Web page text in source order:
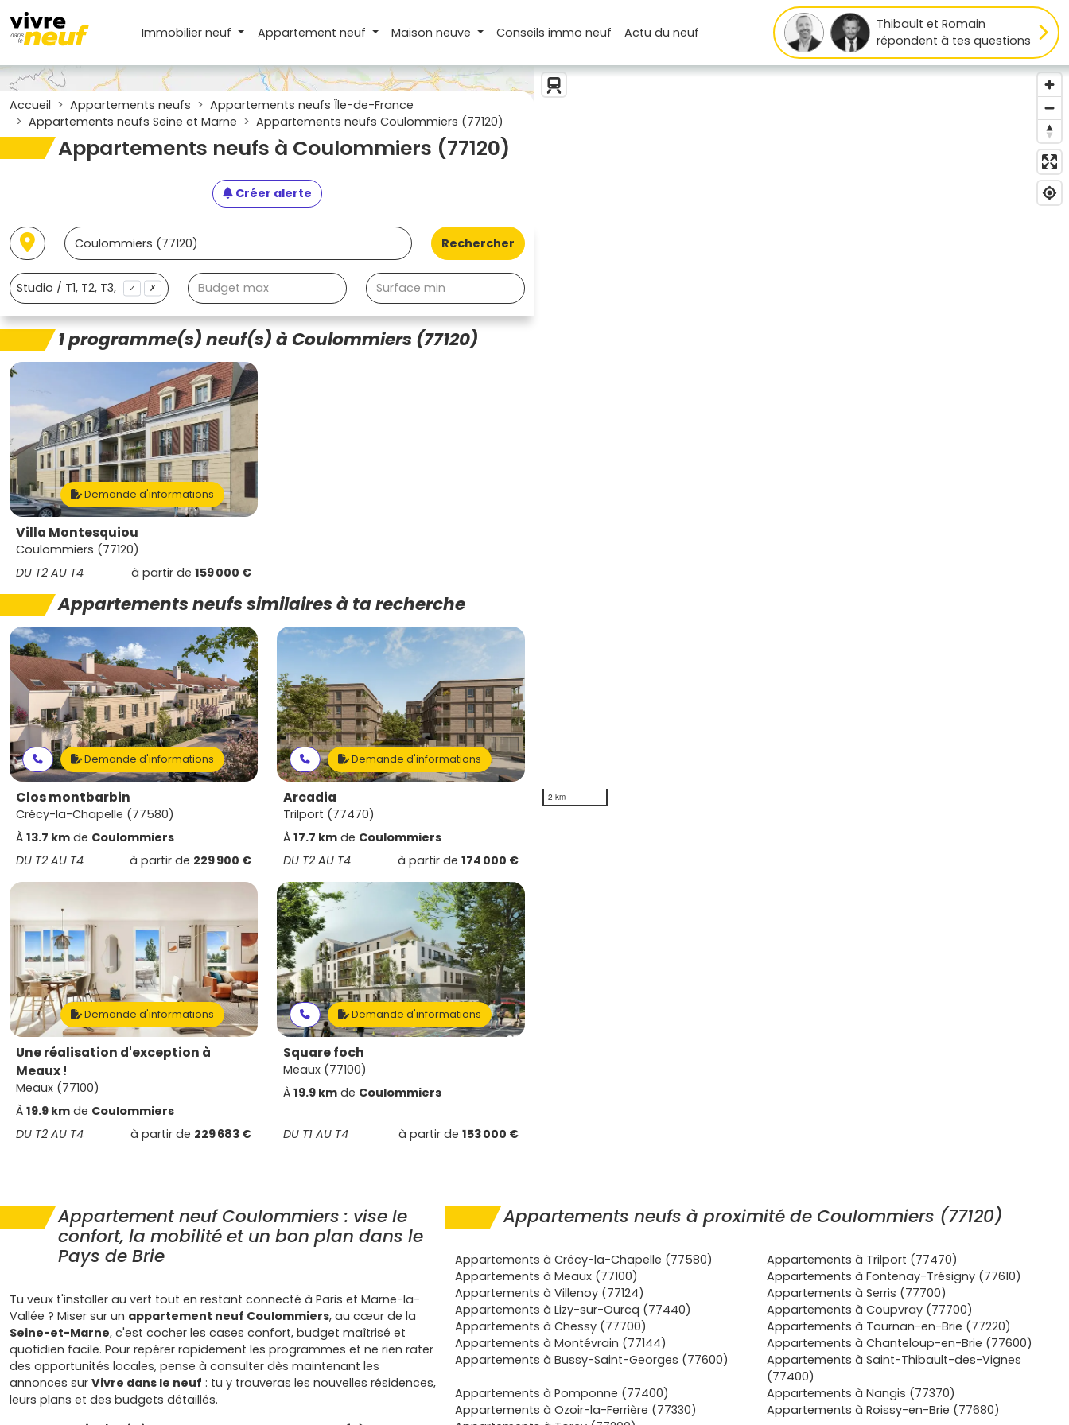
Immobilier neuf Appartement neuf Maison neuve Conseilsimmo neuf Actudu neuf
Thibault et Romain
répondent à tes questions
Accueil Appartements neufs
Appartements neufs Île-de-France
Appartements neufs Seine et Marne
Appartements neufs Coulommiers (77120)
Appartements neufs à Coulommiers (77120)
Créer alerte
Rechercher
✓ ✗
1 programme(s) neuf(s) à Coulommiers (77120)
Demande d'informations
Villa Montesquiou
Coulommiers (77120)
DU T2 AU T4
à partir de 159 000 €
Appartements neufs similaires à ta recherche
Demande d'informations
Clos montbarbin
Crécy-la-Chapelle (77580)
À 13.7 km de Coulommiers
DU T2 AU T4
à partir de 229 900 €
Demande d'informations
Arcadia
Trilport (77470)
À 17.7 km de Coulommiers
DU T2 AU T4
à partir de 174 000 €
Demande d'informations
Une réalisation d'exception à
Meaux !
Meaux (77100)
À 19.9 km de Coulommiers
DU T2 AU T4
à partir de 229 683 €
Demande d'informations
Square foch
Meaux (77100)
À 19.9 km de Coulommiers
DU T1 AU T4 à partir de 153 000 €
2 km
Appartement neuf Coulommiers : vise le
confort, la mobilité et un bon plan dans le
Pays de Brie
Tu veux t'installer au vert tout en restant connecté à Paris et Marne-la-
Vallée ? Miser sur un appartement neuf Coulommiers, au cœur de la
Seine-et-Marne, c'est cocher les cases confort, budget maîtrisé et
quotidien facile. Pour repérer rapidement les programmes et ne rien rater
des opportunités locales, pense à consulter dès maintenant les
annonces sur Vivre dans le neuf : tu y trouveras les nouvelles résidences,
leurs plans et des budgets détaillés.
Appartements neufs à proximité de Coulommiers (77120)
Appartements à Crécy-la-Chapelle (77580)
Appartements à Trilport (77470)
Appartements à Meaux (77100)
Appartements à Fontenay-Trésigny (77610)
Appartements à Villenoy (77124)
Appartements à Serris (77700)
Appartements à Lizy-sur-Ourcq (77440)
Appartements à Coupvray (77700)
Appartements à Chessy (77700)
Appartements à Tournan-en-Brie (77220)
Appartements à Montévrain (77144)
Appartements à Chanteloup-en-Brie (77600)
Appartements à Bussy-Saint-Georges (77600)
Appartements à Saint-Thibault-des-Vignes
(77400)
Appartements à Pomponne (77400)
Appartements à Nangis (77370)
Appartements à Ozoir-la-Ferrière (77330)
Appartements à Roissy-en-Brie (77680)